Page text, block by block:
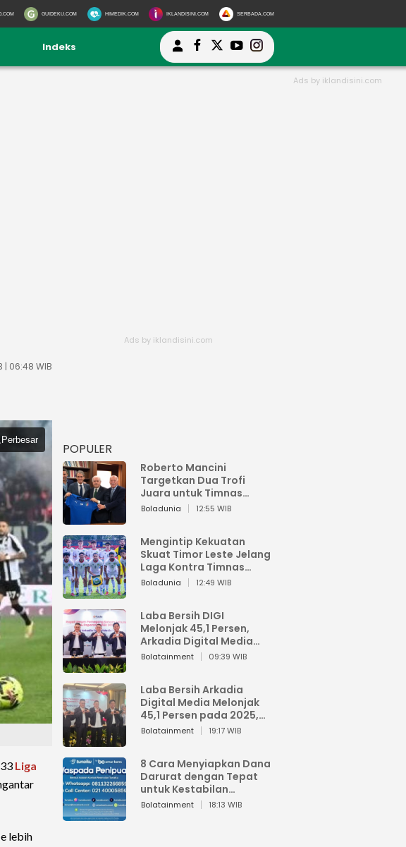
GUIDEKU.COM HIMEDIK.COM IKLANDISINI.COM SERBADA.COM
Indeks
| 06:48 WIB
Perbesar
Liga
lebih
POPULER
Roberto Mancini
Targetkan Dua Trofi
Juara untuk Timnas
Italia
Boladunia 12:55 WIB
Mengintip Kekuatan
Skuat Timor Leste Jelang
Laga Kontra Timnas
Indonesia di Piala AFF
Boladunia 12:49 WIB
Laba Bersih DIGI
Melonjak 45,1 Persen,
Arkadia Digital Media
Perkuat Bisnis AI dan
Bolatainment 09:39 WIB
Laba Bersih Arkadia
Digital Media Melonjak
45,1 Persen pada 2025,
Sentuh Rp1,76 Miliar
Bolatainment 19:17 WIB
8 Cara Menyiapkan Dana
Darurat dengan Tepat
untuk Kestabilan
Keuangan
Bolatainment 18:13 WIB